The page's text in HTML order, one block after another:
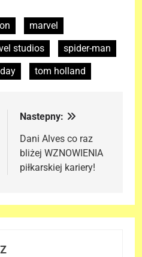
marvel
studios
spider-man
tom holland
Nastepny:
Dani Alves co raz
bliżej WZNOWIENIA
piłkarskiej kariery!